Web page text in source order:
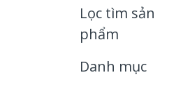
Lọc tìm sản
phẩm
Danh mục